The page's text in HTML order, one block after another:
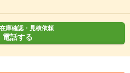
庫確認・見積依頼
電話する